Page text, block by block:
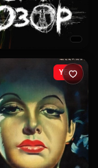
YENİ